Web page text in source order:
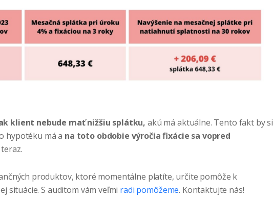
klient nebude mať nižšiu splátku, akú má aktuálne. Tento fakt by si
hypotéku má a na toto obdobie výročia fixácie sa vopred
produktov, ktoré momentálne platíte, určite pomôže k
situácie. S auditom vám veľmi radi pomôžeme. Kontaktujte nás!